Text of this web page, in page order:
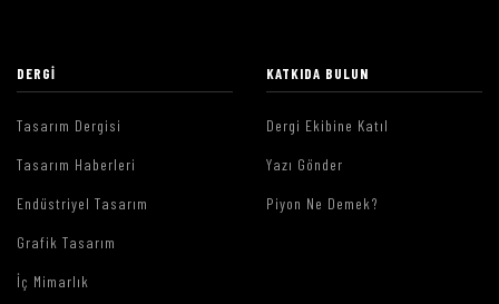
DERGI
Tasarım Dergisi
Tasarım Haberleri
Endüstriyel Tasarım
Grafik Tasarım
İç Mimarlık
KATKIDA BULUN
Dergi Ekibine Katıl
Yazı Gönder
Piyon Ne Demek?